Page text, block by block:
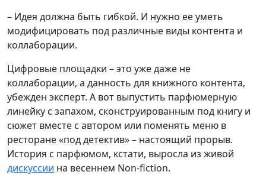
– Идея должна быть гибкой. И нужно ее уметь
модифицировать под различные виды контента и
коллаборации.
Цифровые площадки – это уже даже не
коллаборации, а данность для книжного контента,
убежден эксперт. А вот выпустить парфюмерную
линейку с запахом, сконструированным под книгу и
сюжет вместе с автором или поменять меню в
ресторане «под детектив» – настоящий прорыв.
История с парфюмом, кстати, выросла из живой
дискуссии на весеннем Non-fiction.